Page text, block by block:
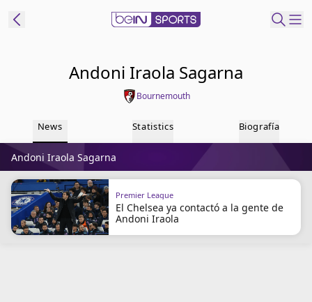
Edition
United States
beIN XTRA
Administrar
notificaciones
Andoni Iraola Sagarna
Bournemouth
News Statistics Biografía
Andoni Iraola Sagarna
Premier League
El Chelsea ya contactó a la gente de
Andoni Iraola